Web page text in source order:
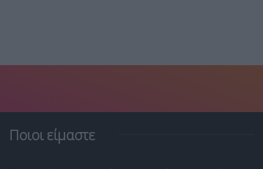
Ποιοι είμαστε